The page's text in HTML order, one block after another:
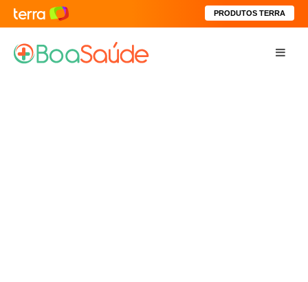
PRODUTOS TERRA